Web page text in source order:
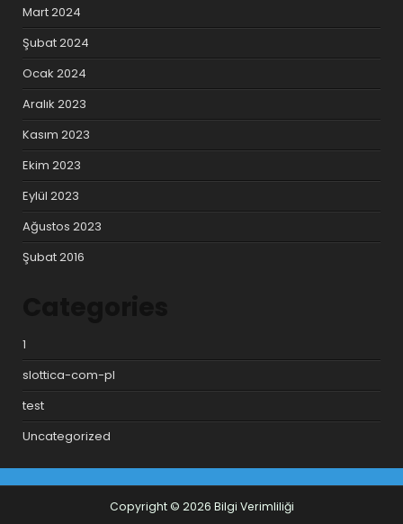
Mart 2024
Şubat 2024
Ocak 2024
Aralık 2023
Kasım 2023
Ekim 2023
Eylül 2023
Ağustos 2023
Şubat 2016
1
slottica-com-pl
test
Uncategorized
Copyright © 2026 Bilgi Verimliliği